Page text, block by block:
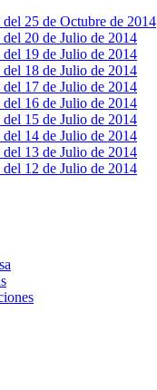
del 25 de Octubre de 2014
del 20 de Julio de 2014
del 19 de Julio de 2014
del 18 de Julio de 2014
del 17 de Julio de 2014
del 16 de Julio de 2014
del 15 de Julio de 2014
del 14 de Julio de 2014
del 13 de Julio de 2014
del 12 de Julio de 2014